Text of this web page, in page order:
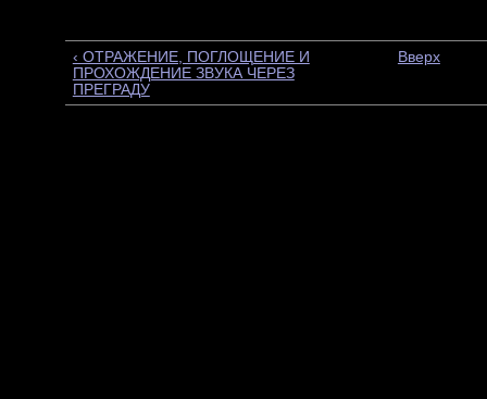
‹ ОТРАЖЕНИЕ, ПОГЛОЩЕНИЕ И
ПРОХОЖДЕНИЕ ЗВУКА ЧЕРЕЗ
ПРЕГРАДУ
Вверх